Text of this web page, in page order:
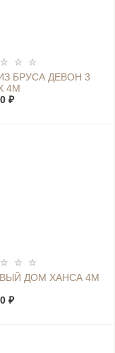
БРУСА ДЕВОН 3
4М
₽
ДОМ ХАНСА 4М
₽